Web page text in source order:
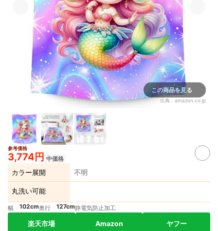
この商品を見る
出典： amazon.co.jp
参考価格
3,774円 中価格
カラー展開 不明
丸洗い可能
幅 102cm奥行 127cm静電気防止加工
楽天市場 Amazon ヤフー